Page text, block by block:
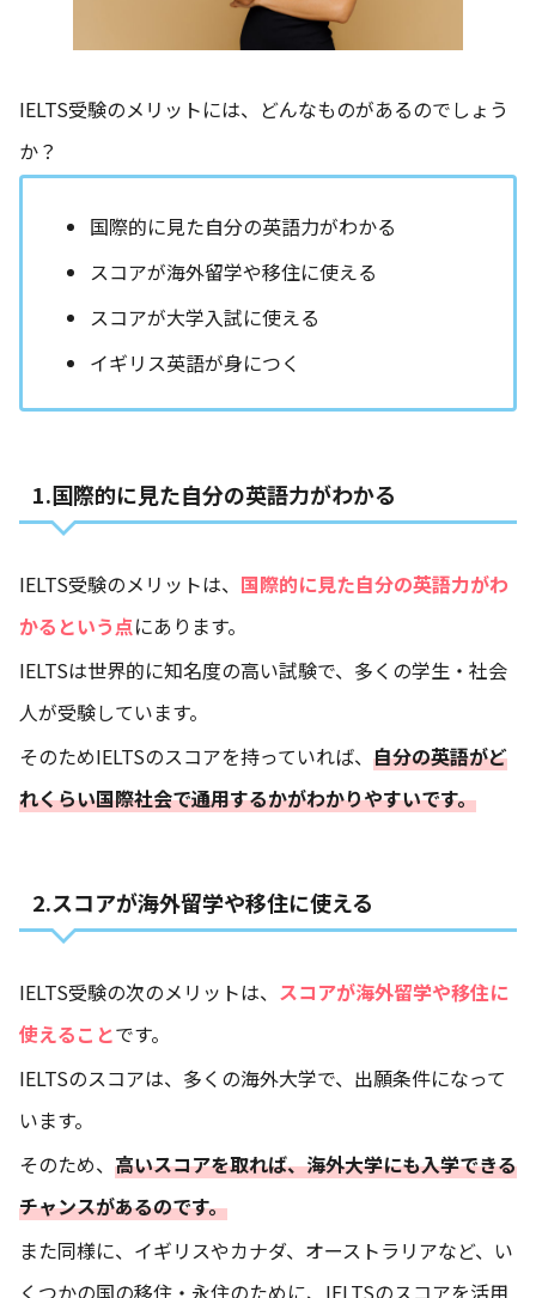
IELTS受験のメリットには、どんなものがあるのでしょう
か？
国際的に見た自分の英語力がわかる
スコアが海外留学や移住に使える
スコアが大学入試に使える
イギリス英語が身につく
1.国際的に見た自分の英語力がわかる
IELTS受験のメリットは、 国際的に見た自分の英語力がわ
かるという点にあります。
IELTSは世界的に知名度の高い試験で、多くの学生・社会
人が受験しています。
そのためIELTSのスコアを持っていれば、 自分の英語がど
れくらい国際社会で通用するかがわかりやすいです。
2.スコアが海外留学や移住に使える
IELTS受験の次のメリットは、 スコアが海外留学や移住に
使えることです。
IELTSのスコアは、多くの海外大学で、出願条件になって
います。
そのため、 高いスコアを取れば、海外大学にも入学できる
チャンスがあるのです。
また同様に、イギリスやカナダ、オーストラリアなど、い
くつかの国の移住・永住のために、IELTSのスコアを活用